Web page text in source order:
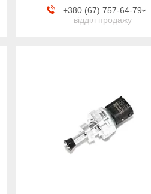
+380 (67) 757-64-79
відділ продажу